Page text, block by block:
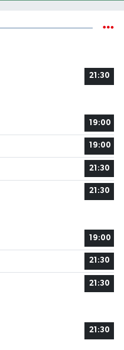
21:30
19:00
19:00
21:30
21:30
19:00
21:30
21:30
21:30